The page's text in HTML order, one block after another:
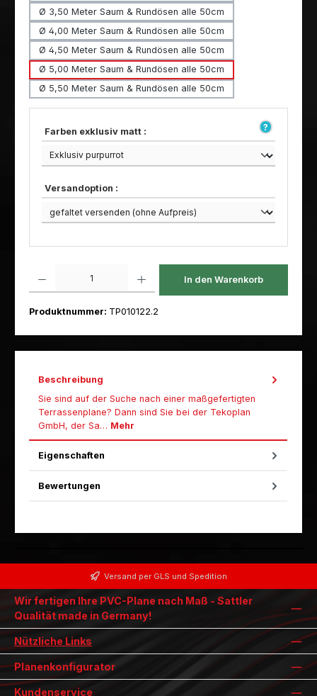
Ø 3,50 Meter Saum & Rundösen alle 50cm
Ø 4,00 Meter Saum & Rundösen alle 50cm
Ø 4,50 Meter Saum & Rundösen alle 50cm
Ø 5,00 Meter Saum & Rundösen alle 50cm
Ø 5,50 Meter Saum & Rundösen alle 50cm
Farben exklusiv matt :
Versandoption :
In den Warenkorb
Produktnummer: TP010122.2
Beschreibung
Sie sind auf der Suche nach einer maßgefertigten
Terrassenplane? Dann sind Sie bei der Tekoplan
GmbH, der Sa… Mehr
Eigenschaften
Bewertungen
Versand per GLS und Spedition
Wir fertigen Ihre PVC-Plane nach Maß - Sattler
Qualität made in Germany!
Nützliche Links
Planenkonfigurator
Kundenservice